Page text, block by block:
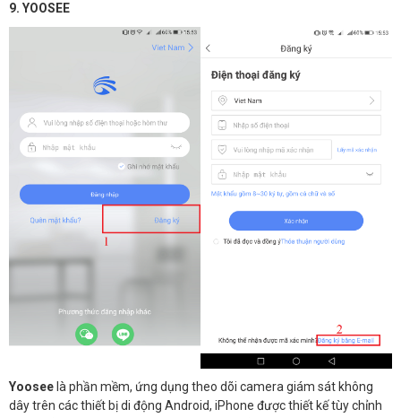
9. YOOSEE
Yoosee là phần mềm, ứng dụng theo dõi camera giám sát không
dây trên các thiết bị di động Android, iPhone được thiết kế tùy chỉnh